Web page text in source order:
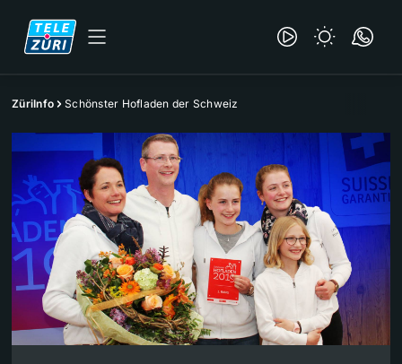
ZüriInfo Schönster Hofladen der Schweiz